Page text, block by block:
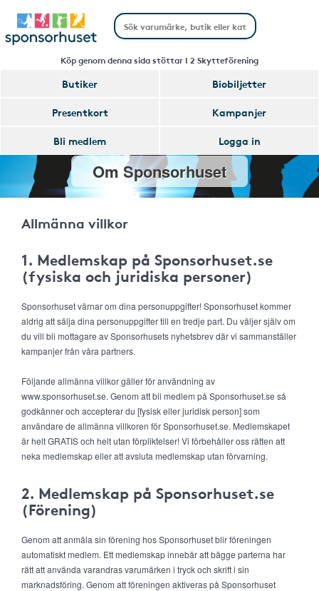
Köp genom denna sida stöttar I 2 Skytteförening
Butiker
Biobiljetter
Presentkort
Kampanjer
Bli medlem
Logga in
Om Sponsorhuset
Allmänna villkor
1. Medlemskap på Sponsorhuset.se
(fysiska och juridiska personer)
Sponsorhuset värnar om dina personuppgifter! Sponsorhuset kommer
aldrig att sälja dina personuppgifter till en tredje part. Du väljer själv om
du vill bli mottagare av Sponsorhusets nyhetsbrev där vi sammanställer
kampanjer från våra partners.
Följande allmänna villkor gäller för användning av
www.sponsorhuset.se. Genom att bli medlem på Sponsorhuset.se så
godkänner och accepterar du [fysisk eller juridisk person] som
användare de allmänna villkoren för Sponsorhuset.se. Medlemskapet
är helt GRATIS och helt utan förpliktelser! Vi förbehåller oss rätten att
neka medlemskap eller att avsluta medlemskap utan förvarning.
2. Medlemskap på Sponsorhuset.se
(Förening)
Genom att anmäla sin förening hos Sponsorhuset blir föreningen
automatiskt medlem. Ett medlemskap innebär att bägge parterna har
rätt att använda varandras varumärken i tryck och skrift i sin
marknadsföring. Genom att föreningen aktiveras på Sponsorhuset